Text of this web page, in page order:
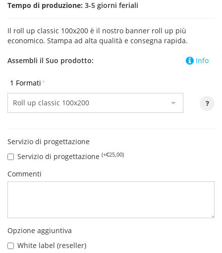
Tempo di produzione: 3-5 giorni feriali
Il roll up classic 100x200 è il nostro banner roll up più
economico. Stampa ad alta qualità e consegna rapida.
Info
Assembli il Suo prodotto:
1 Formati*
Servizio di progettazione
Servizio di progettazione (+€25,00)
Commenti
Opzione aggiuntiva
White label (reseller)